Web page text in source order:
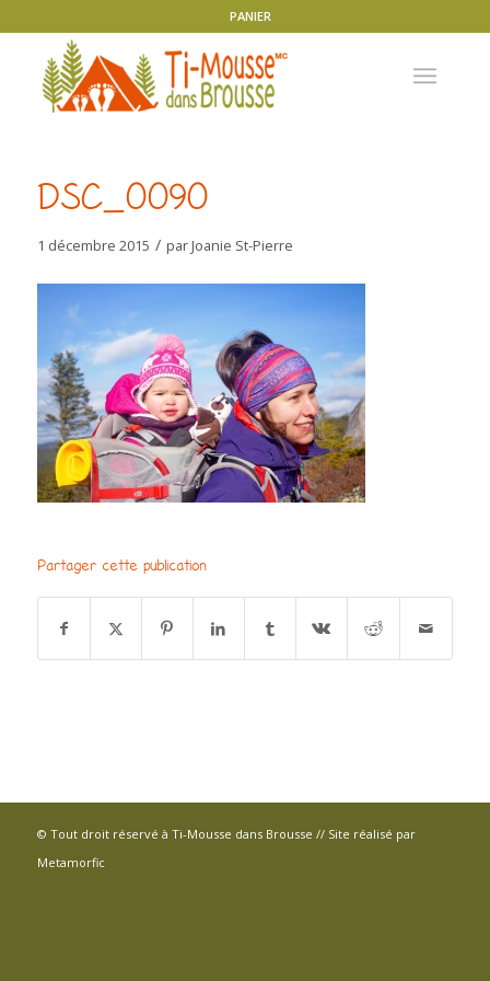
PANIER
DSC_0090
1 décembre 2015 / parJoanie St-Pierre
Partager cette publication
© Tout droit réservé à Ti-Mousse dans Brousse // Site réalisé par
Metamorfic